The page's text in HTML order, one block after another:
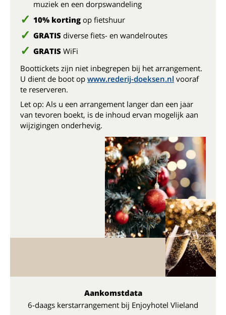
muziek en een dorpswandeling
10% korting op fietshuur
GRATIS diverse fiets- en wandelroutes
GRATIS WiFi
Boottickets zijn niet inbegrepen bij het arrangement.
U dient de boot op www.rederij-doeksen.nl vooraf
te reserveren.
Let op: Als u een arrangement langer dan een jaar
van tevoren boekt, is de inhoud ervan mogelijk aan
wijzigingen onderhevig.
Aankomstdata
6-daags kerstarrangement bij Enjoyhotel Vlieland